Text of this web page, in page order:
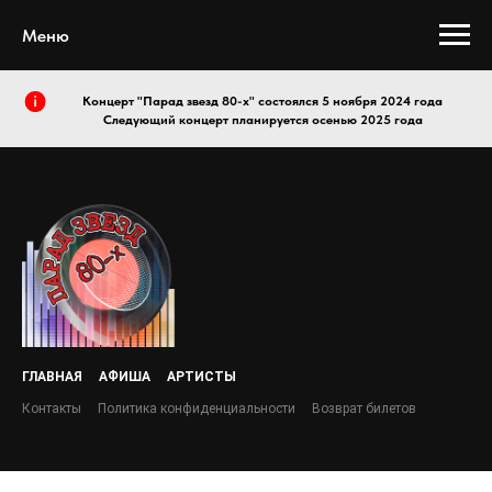
Меню
Концерт "Парад звезд 80-х" состоялся 5 ноября 2024 года
Следующий концерт планируется осенью 2025 года
ГЛАВНАЯ АФИША АРТИСТЫ
Контакты Политика конфиденциальности Возврат билетов